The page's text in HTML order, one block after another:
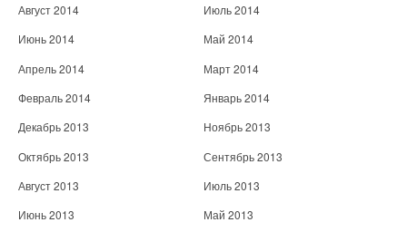
Август 2014
Июль 2014
Июнь 2014
Май 2014
Апрель 2014
Март 2014
Февраль 2014
Январь 2014
Декабрь 2013
Ноябрь 2013
Октябрь 2013
Сентябрь 2013
Август 2013
Июль 2013
Июнь 2013
Май 2013